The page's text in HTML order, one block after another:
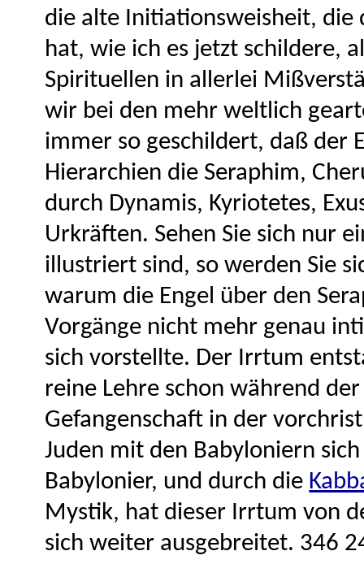
die alte Initiationsweisheit, die
hat, wie ich es jetzt schildere,
Spirituellen in allerlei
wir bei den mehr weltlich
immer so geschildert, daß der
Hierarchien die Seraphim,
durch Dynamis, Kyriotetes,
Urkräften. Sehen Sie sich nur
illustriert sind, so werden Sie
warum die Engel über den
Vorgänge nicht mehr genau
sich vorstellte. Der Irrtum
reine Lehre schon während
Gefangenschaft in der
Juden mit den Babyloniern
Babylonier, und durch die
Mystik, hat dieser Irrtum von
sich weiter ausgebreitet. 346